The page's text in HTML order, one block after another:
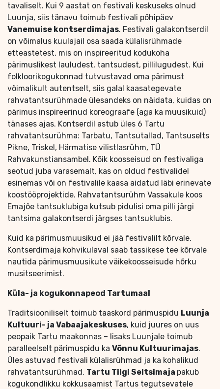
tavaliselt. Kui 9 aastat on festivali keskuseks olnud
Luunja, siis tänavu toimub festivali põhipäev
Vanemuise kontserdimajas. Festivali galakontserdil
on võimalus kuulajail osa saada külalisrühmade
etteastetest, mis on inspireeritud kodukoha
pärimuslikest lauludest, tantsudest, pillilugudest. Kui
folkloorikogukonnad tutvustavad oma pärimust
võimalikult autentselt, siis galal kaasategevate
rahvatantsurühmade ülesandeks on näidata, kuidas on
pärimus inspireerinud koreograafe (aga ka muusikuid)
tänases ajas. Kontserdil astub üles 6 Tartu
rahvatantsurühma: Tarbatu, Tantsutallad, Tantsuselts
Pikne, Triskel, Härmatise vilistlasrühm, TÜ
Rahvakunstiansambel. Kõik koosseisud on festivaliga
seotud juba varasemalt, kas on oldud festivalidel
esinemas või on festivalile kaasa aidatud läbi erinevate
koostööprojektide. Rahvatantsurühm Vassakule koos
Emajõe tantsuklubiga kutsub pidulisi oma pilli järgi
tantsima galakontserdi järgses tantsuklubis.
Kuid ka pärimusmuusikud ei jää festivalilt kõrvale.
Kontserdimaja kohvikulaval saab tassikese tee kõrvale
nautida pärimusmuusikute väikekoosseisude hõrku
musitseerimist.
Küla- ja kogukonnapeod Tartumaal
Traditsiooniliselt toimub taaskord pärimuspidu Luunja
Kultuuri- ja Vabaajakeskuses, kuid juures on uus
peopaik Tartu maakonnas – lisaks Luunjale toimub
paralleelselt pärimuspidu ka Võnnu Kultuurimajas.
Üles astuvad festivali külalisrühmad ja ka kohalikud
rahvatantsurühmad. Tartu Tiigi Seltsimaja pakub
kogukondlikku kokkusaamist Tartus tegutsevatele